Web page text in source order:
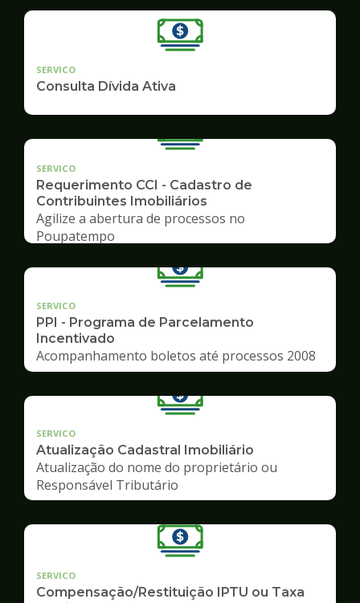
SERVICO
Consulta Dívida Ativa
SERVICO
Requerimento CCI - Cadastro de
Contribuintes Imobiliários
Agilize a abertura de processos no
Poupatempo
SERVICO
PPI - Programa de Parcelamento
Incentivado
Acompanhamento boletos até processos 2008
SERVICO
Atualização Cadastral Imobiliário
Atualização do nome do proprietário ou
Responsável Tributário
SERVICO
Compensação/Restituição IPTU ou Taxa